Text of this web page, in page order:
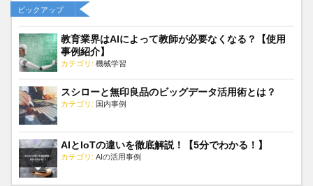
教育業界はAIによって教師が必要なくなる？【使用
事例紹介】
カテゴリ: 機械学習
スシローと無印良品のビッグデータ活用術とは？
カテゴリ: 国内事例
AIとloTの違いを徹底解説！【5分でわかる！】
カテゴリ: AIの活用事例